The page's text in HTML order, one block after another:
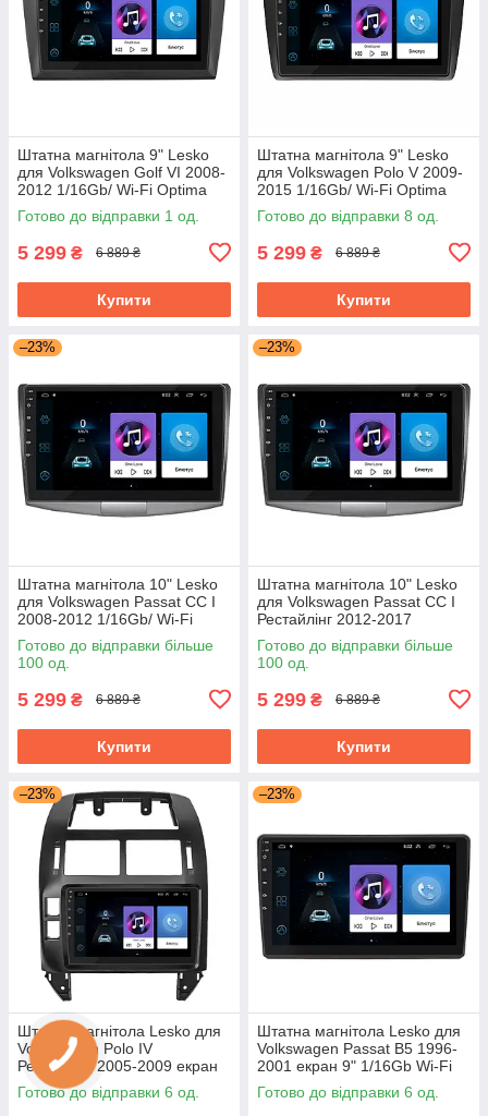
Штатна магнітола 9" Lesko
для Volkswagen Golf VI 2008-
2012 1/16Gb/ Wi-Fi Optima
Вольксваген
Готово до відправки 1 од.
5 299 ₴ 6 889 ₴
Купити
Штатна магнітола 9" Lesko
для Volkswagen Polo V 2009-
2015 1/16Gb/ Wi-Fi Optima
Вольксваген
Готово до відправки 8 од.
5 299 ₴ 6 889 ₴
Купити
–23%
Штатна магнітола 10" Lesko
для Volkswagen Passat CC I
2008-2012 1/16Gb/ Wi-Fi
Optima Фольксваген Пасат
Готово до відправки більше
100 од.
5 299 ₴ 6 889 ₴
Купити
–23%
Штатна магнітола 10" Lesko
для Volkswagen Passat CC I
Рестайлінг 2012-2017
1/16Gb/ Wi-Fi Optima
Вольксваген
Готово до відправки більше
100 од.
5 299 ₴ 6 889 ₴
Купити
–23%
Штатна магнітола Lesko для
Volkswagen Polo IV
Рестайлінг 2005-2009 екран
9" 1/16Gb/ Wi-Fi GPS
Фольцваген
Готово до відправки 6 од.
–23%
Штатна магнітола Lesko для
Volkswagen Passat B5 1996-
2001 екран 9" 1/16Gb Wi-Fi
GPS Base
Готово до відправки 6 од.